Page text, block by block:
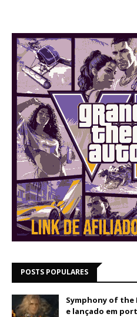
POSTS POPULARES
Symphony of
e lançado em